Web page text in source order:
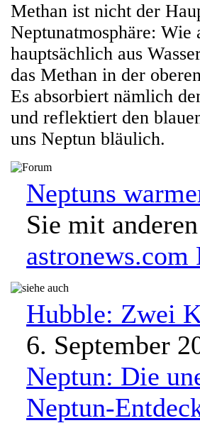
Methan ist nicht der
Neptunatmosphäre: Wie
hauptsächlich aus
das Methan in der
Es absorbiert nämlich
und reflektiert den
uns Neptun bläulich.
Neptuns
Sie mit
astronews.com
Hubble: Zwei
6. September
Neptun: Die
Neptun-